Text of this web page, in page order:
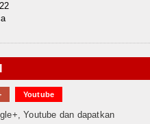
Youtube
Youtube dan dapatkan